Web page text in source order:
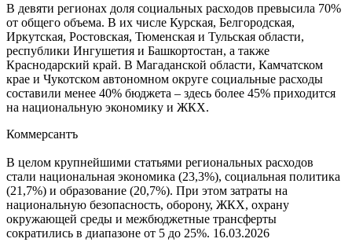
В девяти регионах доля социальных расходов превысила 70%
от общего объема. В их числе Курская, Белгородская,
Иркутская, Ростовская, Тюменская и Тульская области,
республики Ингушетия и Башкортостан, а также
Краснодарский край. В Магаданской области, Камчатском
крае и Чукотском автономном округе социальные расходы
составили менее 40% бюджета – здесь более 45% приходится
на национальную экономику и ЖКХ.
Коммерсантъ
В целом крупнейшими статьями региональных расходов
стали национальная экономика (23,3%), социальная политика
(21,7%) и образование (20,7%). При этом затраты на
национальную безопасность, оборону, ЖКХ, охрану
окружающей среды и межбюджетные трансферты
сократились в диапазоне от 5 до 25%. 16.03.2026